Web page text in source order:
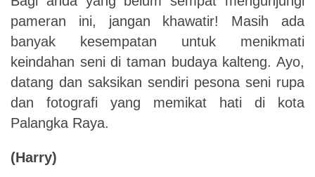
pameran ini, jangan khawatir! Masih ada
banyak kesempatan untuk menikmati
keindahan seni di taman budaya kalteng. Ayo,
datang dan saksikan sendiri pesona seni rupa
dan fotografi yang memikat hati di kota
Palangka Raya.
(Harry)